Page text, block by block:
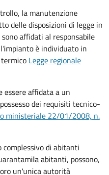
la manutenzione
delle disposizioni di legge in
affidati al responsabile
è individuato in
Legge regionale
essere affidata a un
dei requisiti tecnico-
ministeriale 22/01/2008, n.
complessivo di abitanti
abitanti, possono,
un'unica autorità